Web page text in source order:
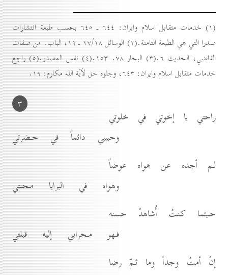
(۱) خدمات متقابل اسلام وايران: ٦٤٤ ـ ٦٤٥ بحسب طبعة انتشارات
صدرا التي هي الطبعة الثامنة.(۲) الوسائل ۲۷/۱۸ ـ ۱۹، الباب. من صفات
القاضي، الحديث ٦.(۳) البحار ۷۸. ۱٥۳.(٤) نفس المصدر.(٥) راجع
خدمات متقابل اسلام وايران: ٦٤۳، وجلوه حق لآية الله مكارم: ۱۹.
۳
راحتي يا إخوتي في خلوتي
وحبيبي دائماً في حـضرتي
لـم أجده عن هواه عوضاً
وهواه في البرايا مـحنتي
حـيثما كـنتُ أُشاهدْ حسنه
فـهو مـحرابي إليه قبلتي
إنْ أمتْ وجداً وما ثـمّ رضا